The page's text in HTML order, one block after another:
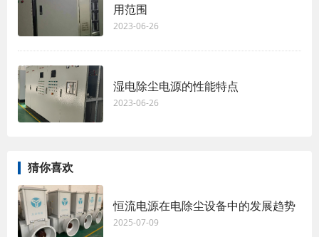
用范围
2023-06-26
湿电除尘电源的性能特点
2023-06-26
猜你喜欢
恒流电源在电除尘设备中的发展趋势
2025-07-09